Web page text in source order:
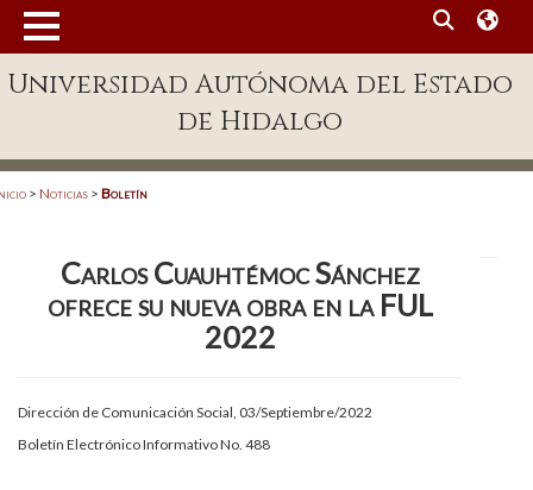
Enlaces
Patronato
Acreditación Internacional
Universidad Autónoma del Estado
de Hidalgo
> Noticias > Boletín
Carlos Cuauhtémoc Sánchez
ofrece su nueva obra en la FUL
2022
Dirección de Comunicación Social, 03/Septiembre/2022
Boletín Electrónico Informativo No. 488